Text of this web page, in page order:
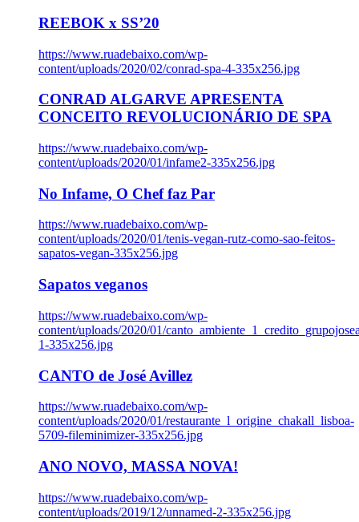
REEBOK x SS’20
https://www.ruadebaixo.com/wp-
content/uploads/2020/02/conrad-spa-4-335x256.jpg
CONRAD ALGARVE APRESENTA
CONCEITO REVOLUCIONÁRIO DE SPA
https://www.ruadebaixo.com/wp-
content/uploads/2020/01/infame2-335x256.jpg
No Infame, O Chef faz Par
https://www.ruadebaixo.com/wp-
content/uploads/2020/01/tenis-vegan-rutz-como-sao-feitos-
sapatos-vegan-335x256.jpg
Sapatos veganos
https://www.ruadebaixo.com/wp-
content/uploads/2020/01/
1-335x256.jpg
CANTO de José Avillez
https://www.ruadebaixo.com/wp-
content/uploads/2020/01/restaurante_l_origine_chakall_lisboa-
5709-fileminimizer-335x256.jpg
ANO NOVO, MASSA NOVA!
https://www.ruadebaixo.com/wp-
content/uploads/2019/12/unnamed-2-335x256.jpg